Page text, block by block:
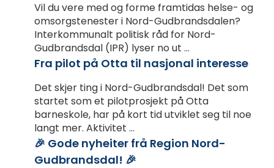
Vil du vere med og forme framtidas helse- og
omsorgstenester i Nord-Gudbrandsdalen?
Interkommunalt politisk råd for Nord-
Gudbrandsdal (IPR) lyser no ut ...
Fra pilot på Otta til nasjonal interesse
Det skjer ting i Nord-Gudbrandsdal! Det som
startet som et pilotprosjekt på Otta
barneskole, har på kort tid utviklet seg til noe
langt mer. Aktivitet ...
🎉 Gode nyheiter frå Region Nord-
Gudbrandsdal! 🎉